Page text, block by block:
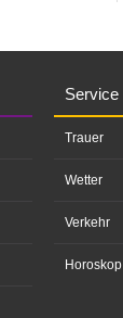
Service
Trauer
Wetter
Verkehr
Horoskop